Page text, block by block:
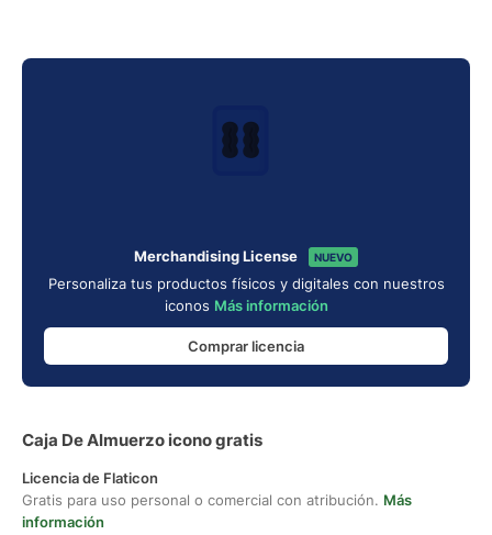
Merchandising License NUEVO
Personaliza tus productos físicos y digitales con nuestros
iconos Más información
Comprar licencia
Caja De Almuerzo icono gratis
Licencia de Flaticon
Gratis para uso personal o comercial con atribución. Más
información